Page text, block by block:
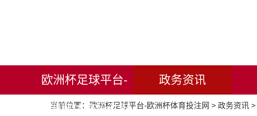
欧洲杯足球平台-
欧洲杯体育投注网
政务资讯
当前位置： 欧洲杯足球平台-欧洲杯体育投注网 > 政务资讯 >